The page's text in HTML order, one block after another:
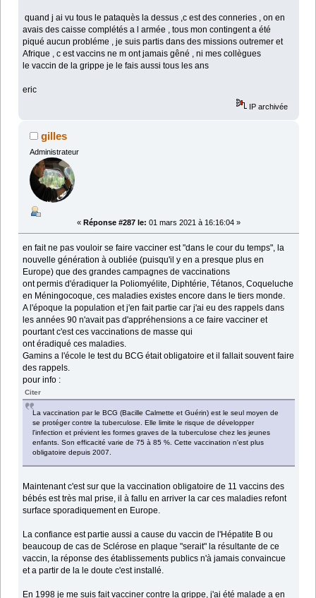
quand j ai vu tous le pataquès la dessus ,c est des conneries , on en
avais des caisse complétés a l armée , tous mon contingent a été
piqué aucun probléme , je suis partis dans des missions outremer et
Afrique , c est vaccins ne m ont jamais gêné , ni mes collègues
le vaccin de la grippe je le fais aussi tous les ans
eric
IP archivée
gilles
Administrateur
« Réponse #287 le: 01 mars 2021 à 16:16:04 »
en fait ne pas vouloir se faire vacciner est "dans le cour du temps", la
nouvelle génération à oubliée (puisqu'il y en a presque plus en
Europe) que des grandes campagnes de vaccinations
ont permis d'éradiquer la Poliomyélite, Diphtérie, Tétanos, Coqueluche
en Méningocoque, ces maladies existes encore dans le tiers monde.
A l'époque la population et j'en fait partie car j'ai eu des rappels dans
les années 90 n'avait pas d'appréhensions a ce faire vacciner et
pourtant c'est ces vaccinations de masse qui
ont éradiqué ces maladies.
Gamins a l'école le test du BCG était obligatoire et il fallait souvent faire
des rappels.
pour info :
Citer
La vaccination par le BCG (Bacille Calmette et Guérin) est le seul moyen de
se protéger contre la tuberculose. Elle limite le risque de développer
l'infection et prévient les formes graves de la tuberculose chez les jeunes
enfants. Son efficacité varie de 75 à 85 %. Cette vaccination n'est plus
obligatoire depuis 2007.
Maintenant c'est sur que la vaccination obligatoire de 11 vaccins des
bébés est très mal prise, il à fallu en arriver la car ces maladies refont
surface sporadiquement en Europe.
La confiance est partie aussi a cause du vaccin de l'Hépatite B ou
beaucoup de cas de Sclérose en plaque "serait" la résultante de ce
vaccin, la réponse des établissements publics n'à jamais convaincue
et a partir de la le doute c'est installé.
En 1998 je me suis fait vacciner contre la grippe, j'ai été malade a en